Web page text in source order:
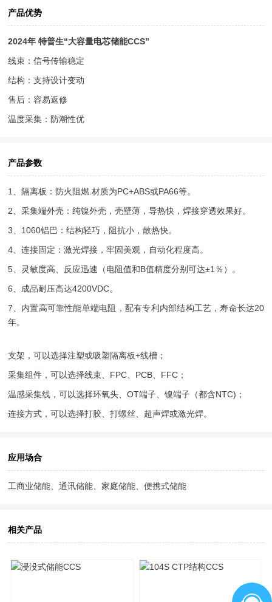
产品优势
2024年 特普生“大容量电芯储能CCS”
线束：信号传输稳定
结构：支持设计变动
售后：容易返修
温度采集：防潮性优
产品参数
1、隔离板：防火阻燃.材质为PC+ABS或PA66等。
2、采集端外壳：纯镍外壳，壳壁薄，导热快，焊接穿透效果好。
3、1060铝巴：结构轻巧，阻抗小，散热快。
4、连接固定：激光焊接，牢固美观，自动化程度高。
5、灵敏度高、反应迅速（电阻值和B值精度分别可达±1％）。
6、成品耐压高达4200VDC。
7、内置高可靠性能单端电阻，配有专利内部结构工艺，寿命长达20
年。
支架，可以选择注塑或吸塑隔离板+线槽；
采集组件，可以选择线束、FPC、PCB、FFC；
温感采集线，可以选择环氧头、OT端子、镍端子（都含NTC)；
连接方式，可以选择打胶、打螺丝、超声焊或激光焊。
应用场合
工商业储能、通讯储能、家庭储能、便携式储能
相关产品